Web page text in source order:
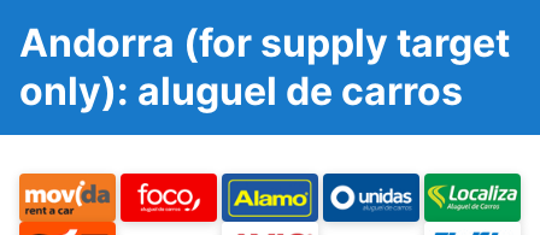
Andorra (for supply target
only): aluguel de carros